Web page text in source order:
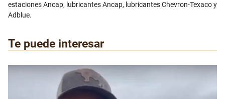
estaciones Ancap, lubricantes Ancap, lubricantes Chevron-Texaco y
Adblue.
Te puede interesar